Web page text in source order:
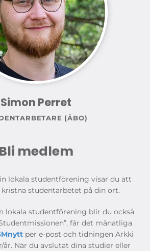
Simon Perret
(ÅBO)
Bli medlem
lokala studentförening visar du att
studentarbetet på din ort.
lokala studentförening blir du också
får det månatliga
per e-post och tidningen Arkki
år. När du avslutat dina studier eller